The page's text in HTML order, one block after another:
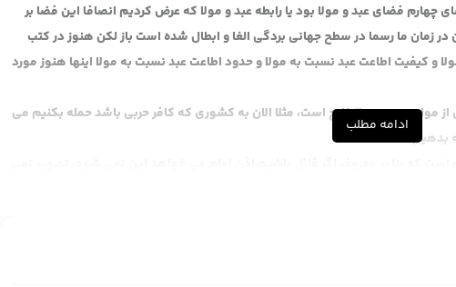
فضای عبد و مولا بود یا رابطه عبد و مولا که عرض کردیم انصافا این فضا بر
در زمان ما رسما در سطح جهانی بردگی الغا و ابطال شده است باز لکن هنوز در کتب
و کیفیت اطاعت عبد نسبت به مولا و حدود اطاعت عبد نسبت به مولا اینها هنوز مورد
موارد عبد و مولا خارج است، مثلا الان به کشوری که کافر حربی باشد حمله بکنیم می
بدهیم.
مجلس عروسی گرفتند آن زن اعلام کرد من همسر شما نیستم، برده و کنیز شما
هم ازهر بیانیه داد که این باطل است، شخصی که حر است نمی شود که برده
ادامه مطلب